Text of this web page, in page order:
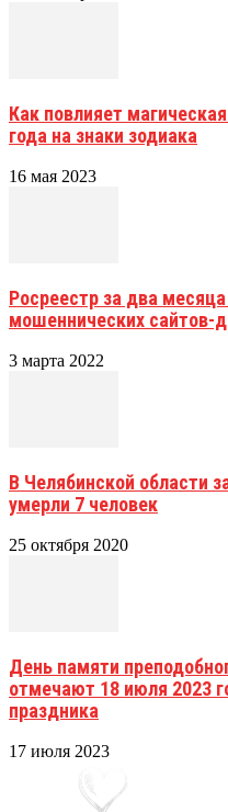
Как повлияет
года на знаки зодиака
16 мая 2023
Росреестр за два
мошеннических сайтов-
3 марта 2022
В Челябинской области
умерли 7 человек
25 октября 2020
День памяти
отмечают 18 июля 2023
праздника
17 июля 2023